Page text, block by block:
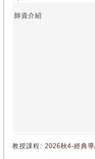
師資介紹
教授課程: 2026秋4-經典